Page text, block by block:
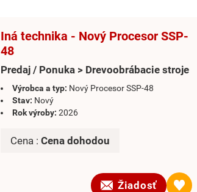
Iná technika - Nový Procesor SSP-
48
Predaj / Ponuka > Drevoobrábacie stroje
Výrobca a typ: Nový Procesor SSP-48
Stav: Nový
Rok výroby: 2026
Cena : Cena dohodou
Žiadosť